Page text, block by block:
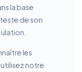
la base
de son
les
notre